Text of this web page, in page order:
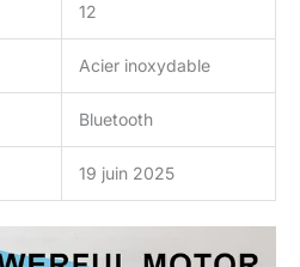
12
Acier inoxydable
Bluetooth
19 juin 2025